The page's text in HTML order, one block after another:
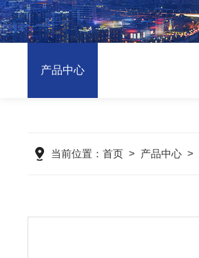
产品中心
当前位置：首页 > 产品中心 >